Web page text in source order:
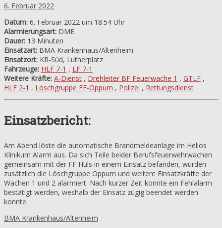
6. Februar 2022
Datum: 6. Februar 2022 um 18:54 Uhr
Alarmierungsart: DME
Dauer: 13 Minuten
Einsatzart: BMA Krankenhaus/Altenheim
Einsatzort: KR-Süd, Lutherplatz
Fahrzeuge: HLF 7-1 , LF 7-1
Weitere Kräfte: A-Dienst , Drehleiter BF Feuerwache 1 , GTLF ,
HLF 2-1 , Löschgruppe FF-Oppum , Polizei , Rettungsdienst
Einsatzbericht:
Am Abend löste die automatische Brandmeldeanlage im Helios
Klinikum Alarm aus. Da sich Teile beider Berufsfeuerwehrwachen
gemeinsam mit der FF Hüls in einem Einsatz befanden, wurden
zusätzlich die Löschgruppe Oppum und weitere Einsatzkräfte der
Wachen 1 und 2 alarmiert. Nach kurzer Zeit konnte ein Fehlalarm
bestätigt werden, weshalb der Einsatz zügig beendet werden
konnte.
BMA Krankenhaus/Altenheim